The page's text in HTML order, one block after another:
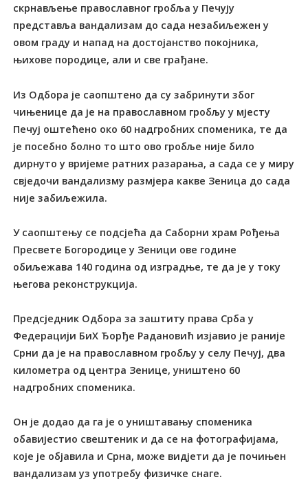
скрнављење православног гробља у Печују
представља вандализам до сада незабиљежен у
овом граду и напад на достојанство покојника,
њихове породице, али и све грађане.
Из Одбора је саопштено да су забринути због
чињенице да је на православном гробљу у мјесту
Печуј оштећено око 60 надгробних споменика, те да
је посебно болно то што ово гробље није било
дирнуто у вријеме ратних разарања, а сада се у миру
свједочи вандализму размјера какве Зеница до сада
није забиљежила.
У саопштењу се подсјећа да Саборни храм Рођења
Пресвете Богородице у Зеници ове године
обиљежава 140 година од изградње, те да је у току
његова реконструкција.
Предсједник Одбора за заштиту права Срба у
Федерацији БиХ Ђорђе Радановић изјавио је раније
Срни да је на православном гробљу у селу Печуј, два
километра од центра Зенице, уништено 60
надгробних споменика.
Он је додао да га је о уништавању споменика
обавијестио свештеник и да се на фотографијама,
које је објавила и Срна, може видјети да је почињен
вандализам уз употребу физичке снаге.